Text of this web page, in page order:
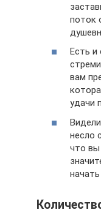
поток
Есть и
вам
удачи
несло
что вы